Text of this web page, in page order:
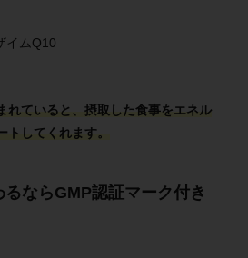
イムQ10
れていると、摂取した食事をエネル
してくれます。
ならGMP認証マーク付き